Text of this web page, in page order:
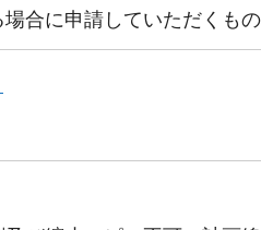
合に申請していただくもの